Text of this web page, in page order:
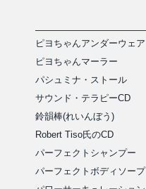
ピヨちゃんアンダーウェア
ピヨちゃんマーラー
パシュミナ・ストール
サウンド・テラピーCD
鈴韻棒(れいんぼう)
Robert Tiso氏のCD
パーフェクトシャンプー
パーフェクトボディソープ